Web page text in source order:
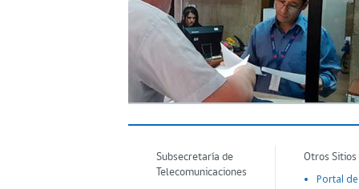
Subsecretaría de
Telecomunicaciones
Otros
Portal